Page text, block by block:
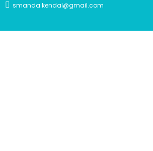
smanda.kendal@gmail.com